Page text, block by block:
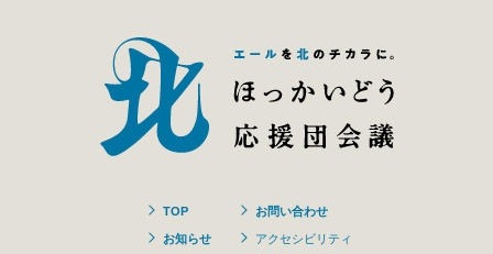
TOP
お知らせ
お問い合わせ
アクセシビリティ